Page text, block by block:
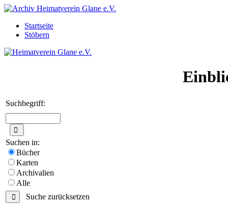
Startseite
Stöbern
Suchbegriff:
Suchen in:
Bücher
Karten
Archivalien
Alle
Suche zurücksetzen